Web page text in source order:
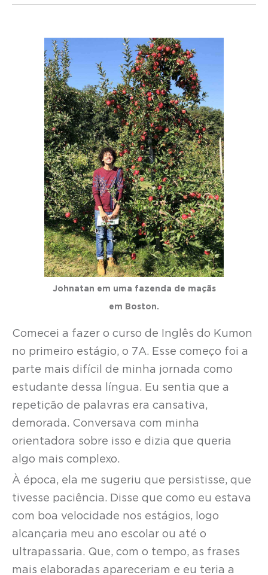
Johnatan em uma fazenda de maçãs
em Boston.
Comecei a fazer o curso de Inglês do Kumon
no primeiro estágio, o 7A. Esse começo foi a
parte mais difícil de minha jornada como
estudante dessa língua. Eu sentia que a
repetição de palavras era cansativa,
demorada. Conversava com minha
orientadora sobre isso e dizia que queria
algo mais complexo.
À época, ela me sugeriu que persistisse, que
tivesse paciência. Disse que como eu estava
com boa velocidade nos estágios, logo
alcançaria meu ano escolar ou até o
ultrapassaria. Que, com o tempo, as frases
mais elaboradas apareceriam e eu teria a